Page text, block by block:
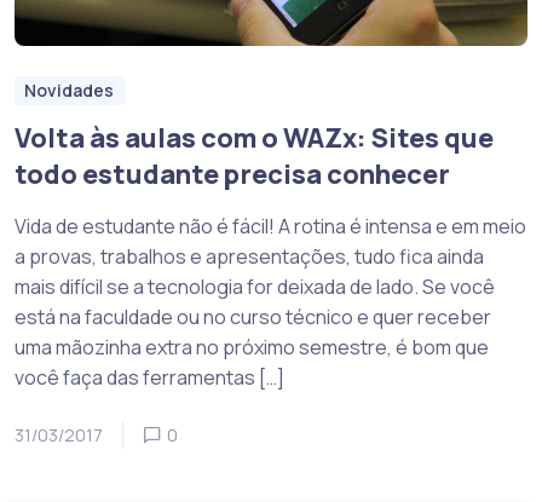
Novidades
Volta às aulas com o WAZx: Sites que
todo estudante precisa conhecer
Vida de estudante não é fácil! A rotina é intensa e em meio
a provas, trabalhos e apresentações, tudo fica ainda
mais difícil se a tecnologia for deixada de lado. Se você
está na faculdade ou no curso técnico e quer receber
uma mãozinha extra no próximo semestre, é bom que
você faça das ferramentas […]
31/03/2017 0